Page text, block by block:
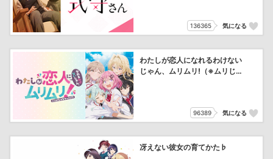
136365 気になる
わたしが恋人になれるわけない
じゃん、ムリムリ!（※ムリじ
96389 気になる
冴えない彼女の育てかた♭